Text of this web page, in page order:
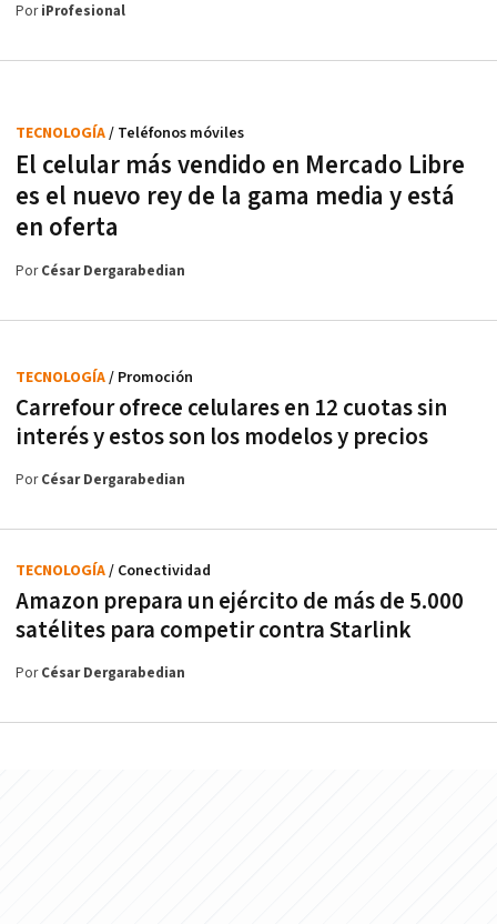
PoriProfesional
El celular más vendido en Mercado Libre
es el nuevo rey de la gama media y está
en oferta
TECNOLOGÍA/ Teléfonos móviles
PorCésar Dergarabedian
Carrefour ofrece celulares en 12 cuotas sin
interés y estos son los modelos y precios
TECNOLOGÍA/ Promoción
PorCésar Dergarabedian
Amazon prepara un ejército de más de 5.000
satélites para competir contra Starlink
TECNOLOGÍA/ Conectividad
PorCésar Dergarabedian